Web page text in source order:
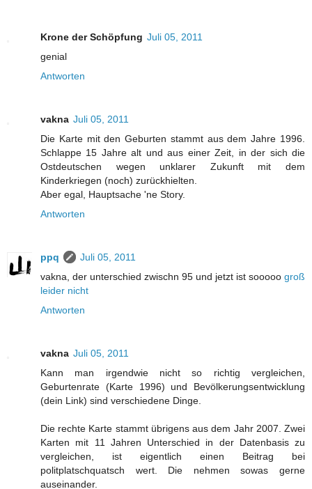
Krone der Schöpfung Juli 05, 2011
genial
Antworten
vakna Juli 05, 2011
Die Karte mit den Geburten stammt aus dem Jahre 1996.
Schlappe 15 Jahre alt und aus einer Zeit, in der sich die
Ostdeutschen wegen unklarer Zukunft mit dem
Kinderkriegen (noch) zurückhielten.
Aber egal, Hauptsache 'ne Story.
Antworten
ppq
Juli 05, 2011
vakna, der unterschied zwischn 95 und jetzt ist sooooo groß
leider nicht
Antworten
vakna Juli 05, 2011
Kann man irgendwie nicht so richtig vergleichen,
Geburtenrate (Karte 1996) und Bevölkerungsentwicklung
(dein Link) sind verschiedene Dinge.
Die rechte Karte stammt übrigens aus dem Jahr 2007. Zwei
Karten mit 11 Jahren Unterschied in der Datenbasis zu
vergleichen, ist eigentlich einen Beitrag bei
politplatschquatsch wert. Die nehmen sowas gerne
auseinander.